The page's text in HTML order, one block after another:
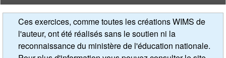
Ces exercices, comme toutes les créations WIMS de
l'auteur, ont été réalisés sans le soutien ni la
reconnaissance du ministère de l'éducation nationale.